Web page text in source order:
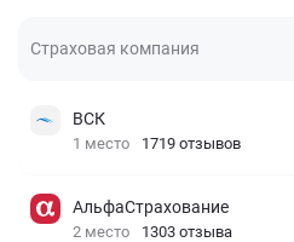
Страховая компания
ВСК
1 место 1719 отзывов
АльфаСтрахование
2 место 1303 отзыва